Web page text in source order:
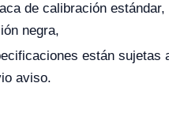
de calibración
negra,
están sujetas
aviso.